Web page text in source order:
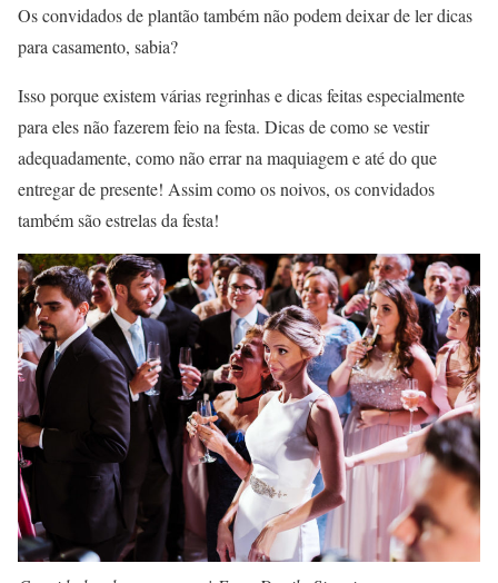
Os convidados de plantão também não podem deixar de ler dicas
para casamento, sabia?
Isso porque existem várias regrinhas e dicas feitas especialmente
para eles não fazerem feio na festa. Dicas de como se vestir
adequadamente, como não errar na maquiagem e até do que
entregar de presente! Assim como os noivos, os convidados
também são estrelas da festa!